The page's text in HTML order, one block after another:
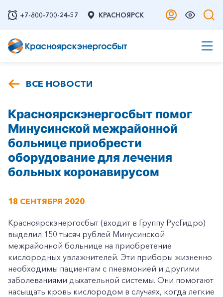
+7-800-700-24-57 КРАСНОЯРСК
ВСЕ НОВОСТИ
Красноярскэнергосбыт помог
Минусинской межрайонной
больнице приобрести
оборудование для лечения
больных коронавирусом
18 СЕНТЯБРЯ 2020
Красноярскэнергосбыт (входит в Группу РусГидро)
выделил 150 тысяч рублей Минусинской
межрайонной больнице на приобретение
кислородных увлажнителей. Эти приборы жизненно
необходимы пациентам с пневмонией и другими
заболеваниями дыхательной системы. Они помогают
насыщать кровь кислородом в случаях, когда легкие